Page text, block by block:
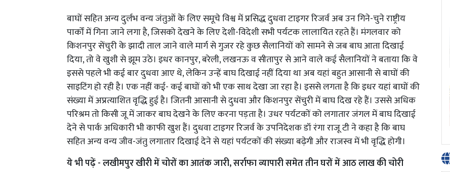
बाघों सहित अन्य दुर्लभ वन्य जंतुओं के लिए समूचे विश्व में प्रसिद्ध दुधवा टाइगर रिजर्व अब उन गिने-चुने राष्ट्रीय
पार्कों में गिना जाने लगा है, जिसको देखने के लिए देशी-विदेशी सभी पर्यटक लालायित रहते हैं। मंगलवार को
किशनपुर सेंचुरी के झादी ताल जाने वाले मार्ग से गुजर रहे कुछ सैलानियों को सामने से जब बाघ आता दिखाई
दिया, तो वे खुशी से झूम उठे। इधर कानपुर, बरेली, लखनऊ व सीतापुर से आने वाले कई सैलानियों ने बताया कि वे
इससे पहले भी कई बार दुधवा आए थे, लेकिन उन्हें बाघ दिखाई नहीं दिया था अब यहां बहुत आसानी से बाघों की
साइटिंग हो रही है। एक नहीं कई- कई बाघों को भी एक साथ देखा जा रहा है। इससे लगता है कि इधर यहां बाघों की
संख्या में अप्रत्याशित वृद्धि हुई है। जितनी आसानी से दुधवा और किशनपुर सेंचुरी में बाघ दिख रहे हैं। उससे अधिक
परिश्रम तो किसी जू में जाकर बाघ देखने के लिए करना पड़ता है। उधर पर्यटकों को लगातार जंगल में बाघ दिखाई
देने से पार्क अधिकारी भी काफी खुश हैं। दुधवा टाइगर रिजर्व के उपनिदेशक डॉ रंगा राजू टी ने कहा है कि बाघ
सहित अन्य वन्य जीव-जंतु लगातार दिखाई देने से यहां पर्यटकों की संख्या बढ़ेगी और राजस्व में भी वृद्धि होगी।
ये भी पढ़ें -लखीमपुर खीरी में चोरों का आतंक जारी, सर्राफा व्यापारी समेत तीन घरों में आठ लाख की चोरी